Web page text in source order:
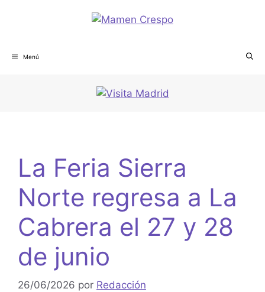
Menú
La Feria Sierra
Norte regresa a La
Cabrera el 27 y 28
de junio
26/06/2026 por Redacción